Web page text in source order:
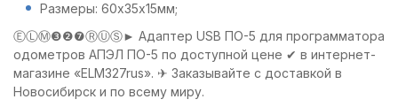
Размеры: 60х35х15мм;
ⒺⓁⓂ❸❷❼ⓇⓊⓈ► Адаптер USB ПО-5 для программатора
одометров АПЭЛ ПО-5 по доступной цене ✔ в интернет-
магазине «ELM327rus». ✈ Заказывайте с доставкой в
Новосибирск и по всему миру.